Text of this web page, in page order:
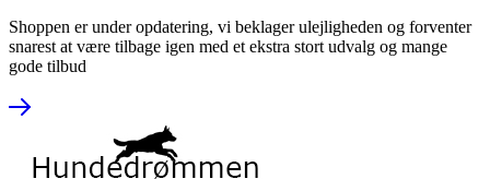
Shoppen er under opdatering, vi beklager ulejligheden og forventer
snarest at være tilbage igen med et ekstra stort udvalg og mange
gode tilbud